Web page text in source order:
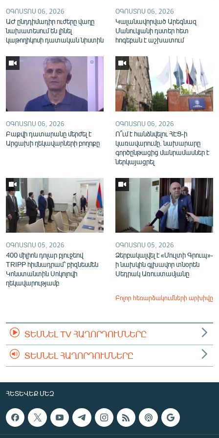
English
Русский
ՕԳՈՍՏՈՍ 06, 2026
ԱԺ ընդդիմադիր ուժերը վաղը
նախատեսում են լինել
կաթողիկոսի դատական նիստին
ՕԳՈՍՏՈՍ 06, 2026
Կալանավորված Արեգնազ
Մանուկյանի դստեր հետ
հոգեբան է աշխատում
ՕԳՈՍՏՈՍ 06, 2026
Բաքվի դատարանը մերժել է
Արցախի ղեկավարների բողոքը
ՕԳՈՍՏՈՍ 06, 2026
Ո՞ւմ է հանձնվելու ՀԷՑ-ի
կառավարումը. նախարարը
գործընթացից մանրամասներ է
ներկայացրել
ՕԳՈՍՏՈՍ 05, 2026
400 միլիոն դոլար բյուջեով
TRIPP հիմնադրամ՝ բիզնեսմեն
Կոնստանտին Սոկոլովի
ղեկավարությամբ
ՕԳՈՍՏՈՍ 05, 2026
Ձերբակալվել է «Մուլտի Գրուպ»-
ի նախկին գլխավոր տնօրեն
Սեդրակ Առուստամյանը
Բոլոր հեռարձակումների արխիվը
ՏԵՍՆԵԼ TV ՀԱՂՈՐԴՈՒՄՆԵՐԸ
ՏԵՍՆԵԼ ՀԱՂՈՐԴՈՒՄՆԵՐԸ
ՀԵՏԵՎԵՔ ՄԵԶ